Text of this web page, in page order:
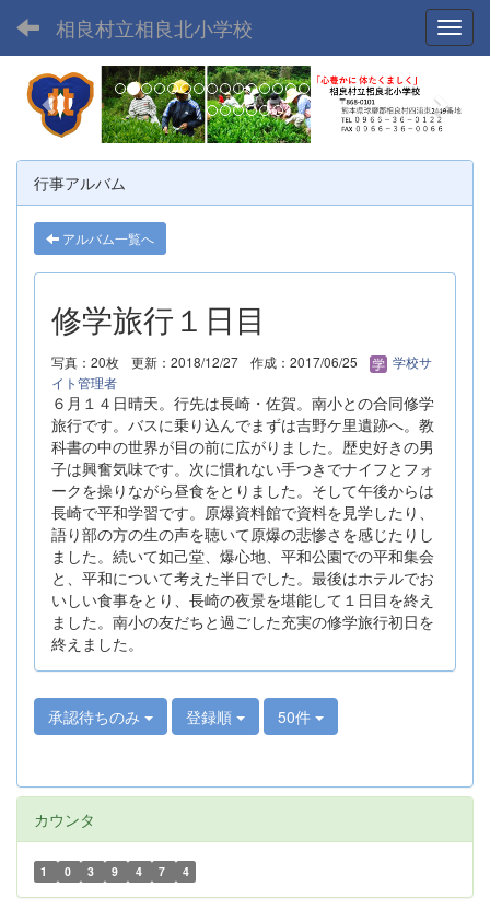
相良村立相良北小学校
p
r
e
v
i
o
u
e
x
t
行事アルバム
アルバム一覧へ
修学旅行１日目
写真：20枚 更新：2018/12/27 作成：2017/06/25
学校サ
イト管理者
６月１４日晴天。行先は長崎・佐賀。南小との合同修学
旅行です。バスに乗り込んでまずは吉野ケ里遺跡へ。教
科書の中の世界が目の前に広がりました。歴史好きの男
子は興奮気味です。次に慣れない手つきでナイフとフォ
ークを操りながら昼食をとりました。そして午後からは
長崎で平和学習です。原爆資料館で資料を見学したり、
語り部の方の生の声を聴いて原爆の悲惨さを感じたりし
ました。続いて如己堂、爆心地、平和公園での平和集会
と、平和について考えた半日でした。最後はホテルでお
いしい食事をとり、長崎の夜景を堪能して１日目を終え
ました。南小の友だちと過ごした充実の修学旅行初日を
終えました。
承認待ちのみ 登録順 50件
カウンタ
1 0 3 9 4 7 4